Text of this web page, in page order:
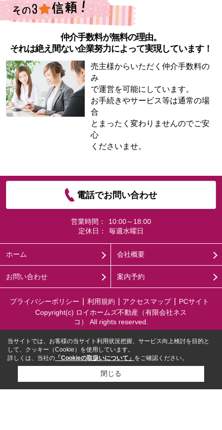
仲介手数料が無料の理由。
それは絶え間ない企業努力によって実現しています！
売主様からいただく仲介手数料の
み
で運営を可能にしています。
お手続きやサービス等は通常の場
合
とまったく変わりませんのでご安
心
くださいませ。
電話でお問い合わせ
営業時間：
10:00～18:00
定休日：
毎週水曜日
ホーム 会社概要
お問い合わせ 案内予約
プライバシーポリシー 利用規約 アクセスマップ
PCサイト
Copyright(c) ロイホームズ不動産（有限会社ネス
コ） All rights reserved.
当サイトでは、お客様の当サイト利用状況把握、サービス向上検討を目的と
して、クッキー（Cookie）を使用しています。
詳しくは、当社の 「Cookieの取扱いについて」 をご確認ください。
閉じる